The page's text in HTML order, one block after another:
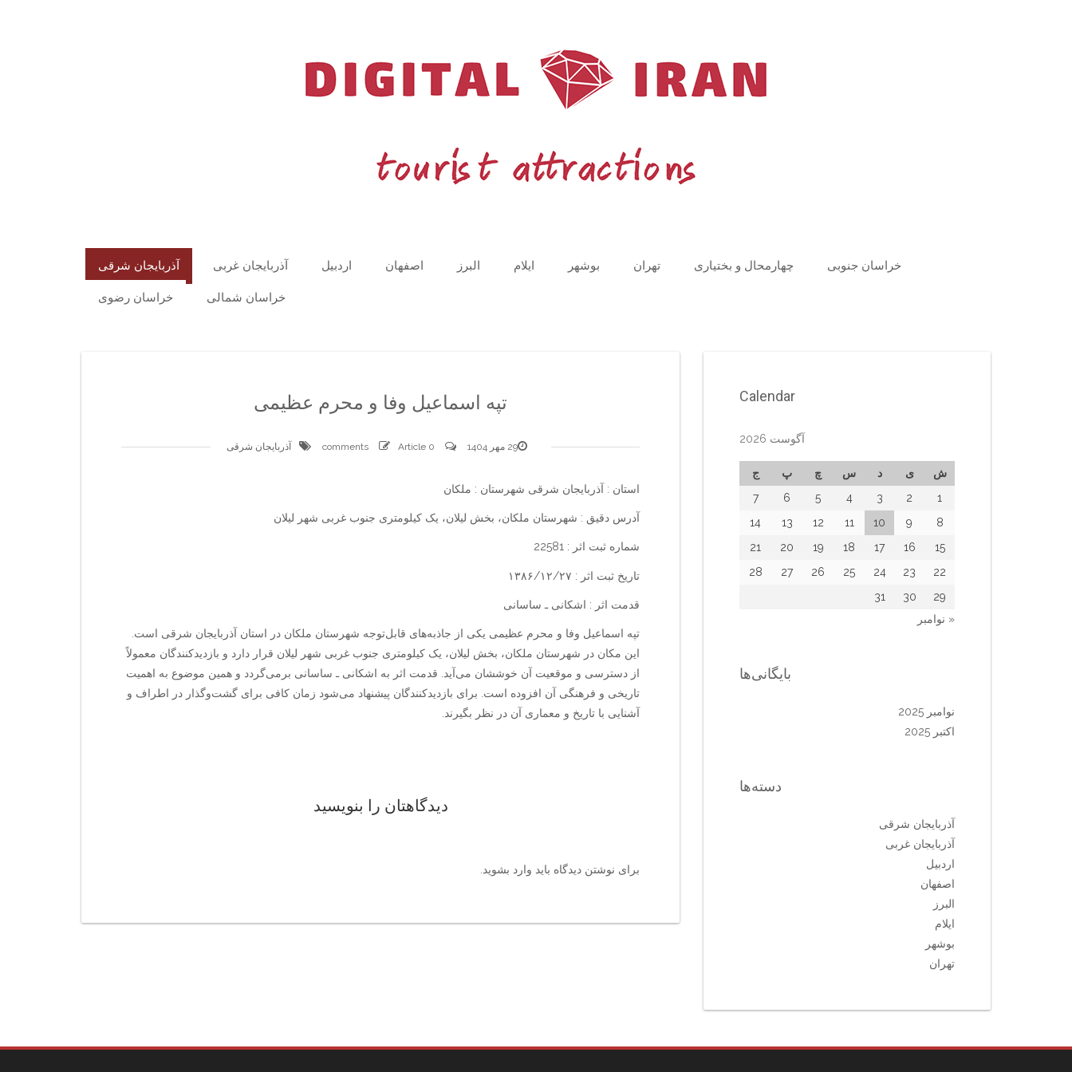
آذربایجان شرقی آذربایجان غربی اردبیل اصفهان البرز ایلام بوشهر تهران چهارمحال و بختیاری خراسان جنوبی
خراسان رضوی خراسان شمالی
تپه اسماعیل وفا و محرم عظیمی
29 مهر 1404 0 comments
Article آذربایجان شرقی
استان : آذربایجان شرقی شهرستان : ملکان
آدرس دقیق : شهرستان ملکان، بخش لیلان، یک کیلومتری جنوب غربی شهر لیلان
شماره ثبت اثر : 22581
تاریخ ثبت اثر : ۱۳۸۶/۱۲/۲۷
قدمت اثر : اشکانی ـ ساسانی
تپه اسماعیل وفا و محرم عظیمی یکی از جاذبه‌های قابل‌توجه شهرستان ملکان در استان آذربایجان شرقی است.
این مکان در شهرستان ملکان، بخش لیلان، یک کیلومتری جنوب غربی شهر لیلان قرار دارد و بازدیدکنندگان معمولاً
از دسترسی و موقعیت آن خوششان می‌آید. قدمت اثر به اشکانی ـ ساسانی برمی‌گردد و همین موضوع به اهمیت
تاریخی و فرهنگی آن افزوده است. برای بازدیدکنندگان پیشنهاد می‌شود زمان کافی برای گشت‌وگذار در اطراف و
آشنایی با تاریخ و معماری آن در نظر بگیرند.
دیدگاهتان را بنویسید
برای نوشتن دیدگاه باید وارد بشوید
Calendar
آگوست 2026
ش ی د س چ پ
ج
1
2
3
4
5
6
7
8
9
10
11
12
13
14
15
16
17
18
19
20
21
22
23
24
25
26
27
28
29
30
31
« نوامبر
بایگانی‌ها
نوامبر 2025
اکتبر 2025
دسته‌ها
آذربایجان شرقی
آذربایجان غربی
اردبیل
اصفهان
البرز
ایلام
بوشهر
تهران